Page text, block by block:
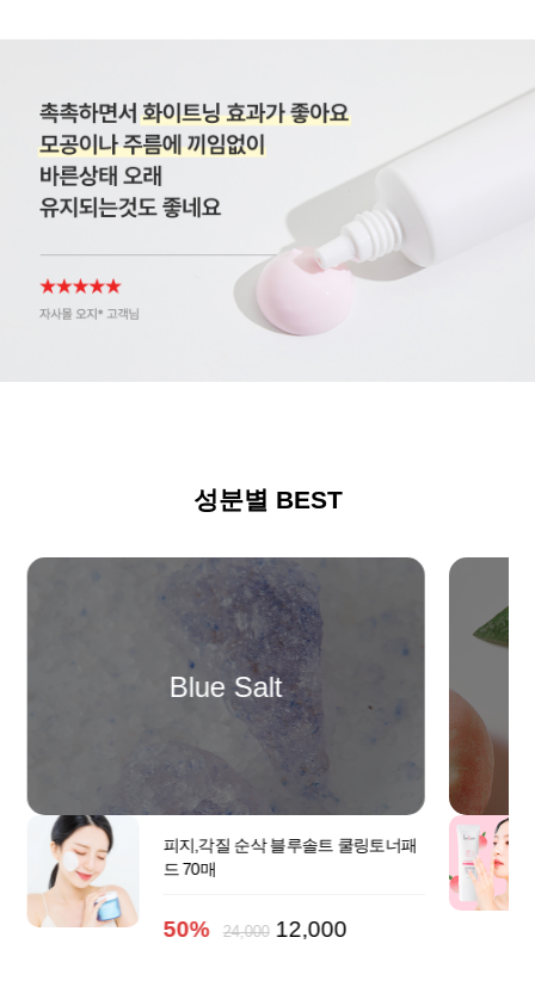
성분별 BEST
Blue Salt
피지,각질 순삭 블루솔트 쿨링토너패
드 70매
50% 24,000 12,000